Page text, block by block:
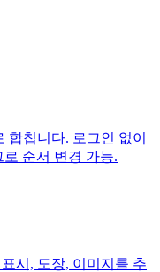
합칩니다. 로그인 없이
순서 변경 가능.
시, 도장, 이미지를 추